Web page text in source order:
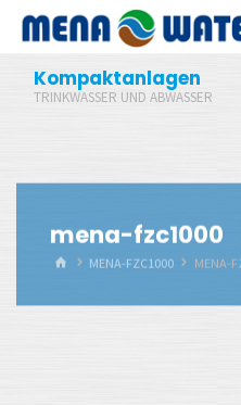
Zum
Inhalt
springenKompaktanlagen
TRINKWASSER UND ABWASSER
mena-fzc1000
STARTMENA-FZC1000 MENA-